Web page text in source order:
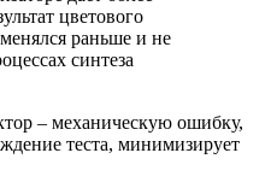
цветового
раньше и не
синтеза
– механическую ошибку,
теста, минимизирует